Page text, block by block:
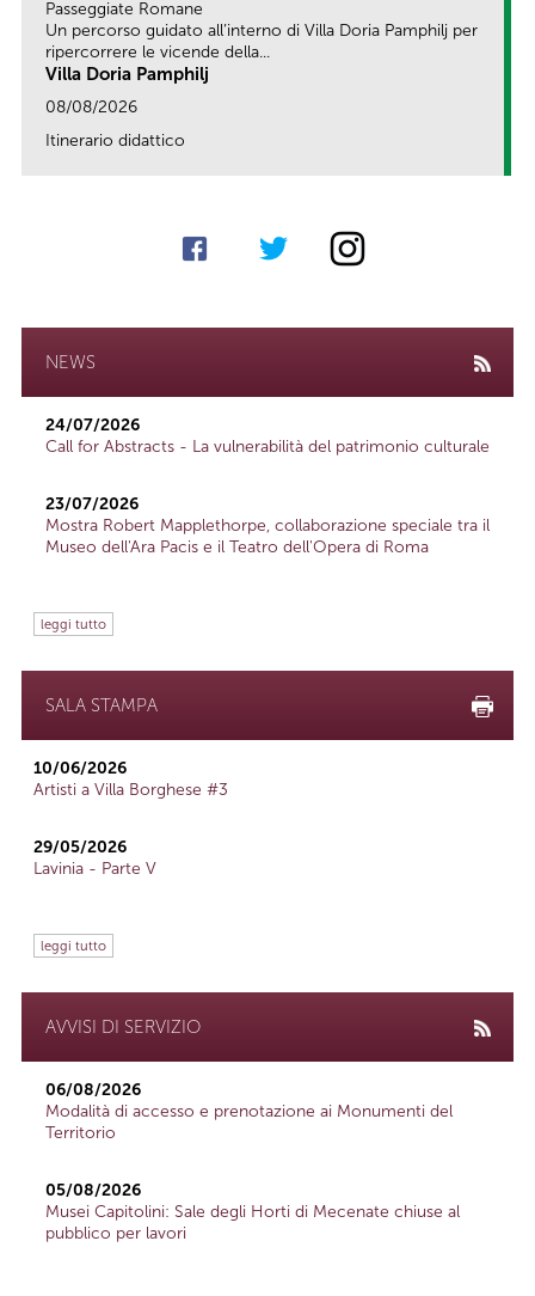
Passeggiate Romane
Un percorso guidato all’interno di Villa Doria Pamphilj per
ripercorrere le vicende della...
Villa Doria Pamphilj
08/08/2026
Itinerario didattico
NEWS
24/07/2026
Call for Abstracts - La vulnerabilità del patrimonio culturale
23/07/2026
Mostra Robert Mapplethorpe, collaborazione speciale tra il
Museo dell'Ara Pacis e il Teatro dell'Opera di Roma
leggi tutto
SALA STAMPA
10/06/2026
Artisti a Villa Borghese #3
29/05/2026
Lavinia - Parte V
leggi tutto
AVVISI DI SERVIZIO
06/08/2026
Modalità di accesso e prenotazione ai Monumenti del
Territorio
05/08/2026
Musei Capitolini: Sale degli Horti di Mecenate chiuse al
pubblico per lavori